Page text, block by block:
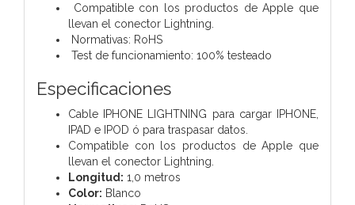
Compatible con los productos de Apple que
llevan el conector Lightning.
Normativas: RoHS
Test de funcionamiento: 100% testeado
Especificaciones
Cable IPHONE LIGHTNING para cargar IPHONE,
IPAD e IPOD ó para traspasar datos.
Compatible con los productos de Apple que
llevan el conector Lightning.
Longitud: 1,0 metros
Color: Blanco